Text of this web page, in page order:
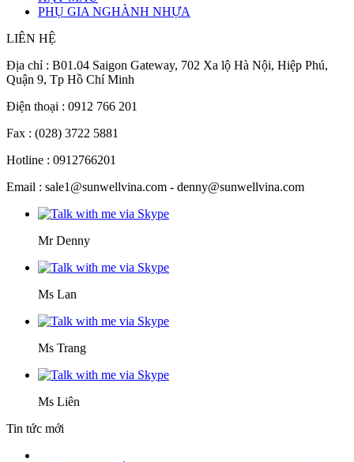
PHỤ GIA NGHÀNH NHỰA
LIÊN HỆ
Địa chỉ : B01.04 Saigon Gateway, 702 Xa lộ Hà Nội, Hiệp Phú,
Quận 9, Tp Hồ Chí Minh
Điện thoại : 0912 766 201
Fax : (028) 3722 5881
Hotline : 0912766201
Email : sale1@sunwellvina.com - denny@sunwellvina.com
Mr Denny
Ms Lan
Ms Trang
Ms Liên
Tin tức mới